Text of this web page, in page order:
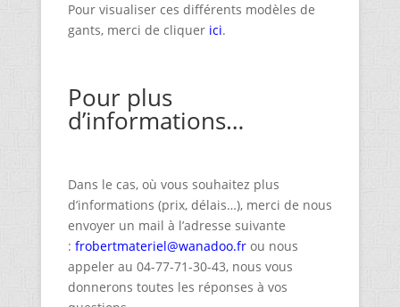
Pour visualiser ces différents modèles de
gants, merci de cliquer ici.
Pour plus
d’informations…
Dans le cas, où vous souhaitez plus
d’informations (prix, délais…), merci de nous
envoyer un mail à l’adresse suivante
: frobertmateriel@wanadoo.frou nous
appeler au 04-77-71-30-43, nous vous
donnerons toutes les réponses à vos